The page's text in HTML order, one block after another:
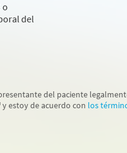
o
del
del paciente
estoy de acuerdo con los